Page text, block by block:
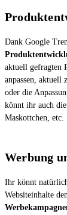
Dank Google
aktuell gefragten
anpassen, aktuell
oder die
könnt ihr auch
Maskottchen, etc.
Werbung
Ihr könnt
Websiteinhalte